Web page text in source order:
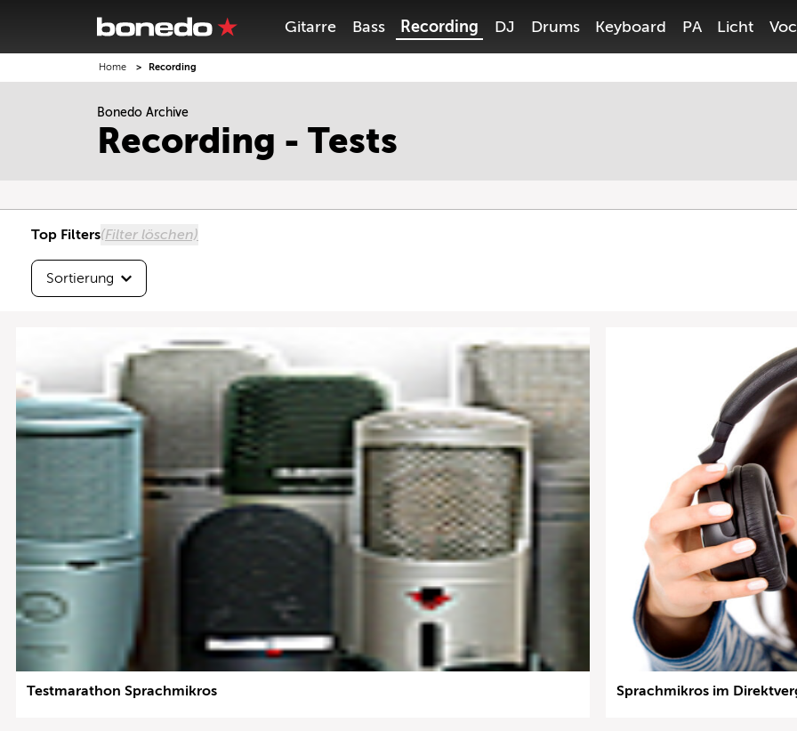
Gitarre Bass Recording DJ Drums Keyboard PA Licht
Home Recording
Bonedo Archive
Recording - Tests
Top Filters(Filter löschen)
Sortierung
Sortierung
Höchste Testnote
Testmarathon Sprachmikros Sprachmikros im